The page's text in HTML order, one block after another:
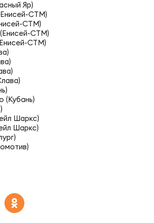
Яр)
СТМ)
СТМ)
СТМ)
СТМ)
(Кубань)
Шаркс)
Шаркс)